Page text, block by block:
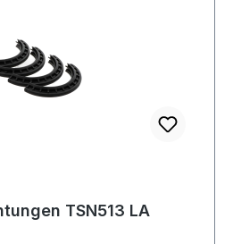
SKF Gehäusedichtungen TSN513 LA